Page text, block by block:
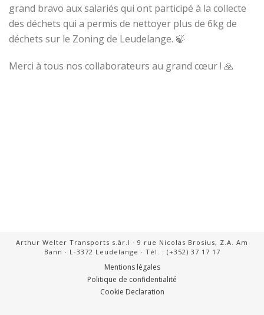
grand bravo aux salariés qui ont participé à la collecte
des déchets qui a permis de nettoyer plus de 6kg de
déchets sur le Zoning de Leudelange. 🍃
Merci à tous nos collaborateurs au grand cœur ! 🙏
Arthur Welter Transports s.àr.l · 9 rue Nicolas Brosius, Z.A. Am
Bann · L-3372 Leudelange · Tél. : (+352) 37 17 17
Mentions légales
Politique de confidentialité
Cookie Declaration